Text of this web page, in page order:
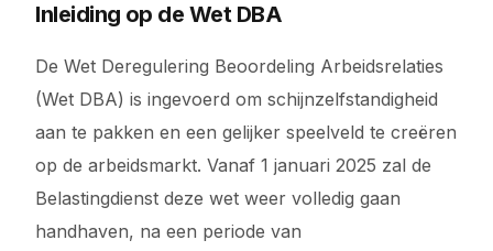
Inleiding op de Wet DBA
De Wet Deregulering Beoordeling Arbeidsrelaties
(Wet DBA) is ingevoerd om schijnzelfstandigheid
aan te pakken en een gelijker speelveld te creëren
op de arbeidsmarkt. Vanaf 1 januari 2025 zal de
Belastingdienst deze wet weer volledig gaan
handhaven, na een periode van